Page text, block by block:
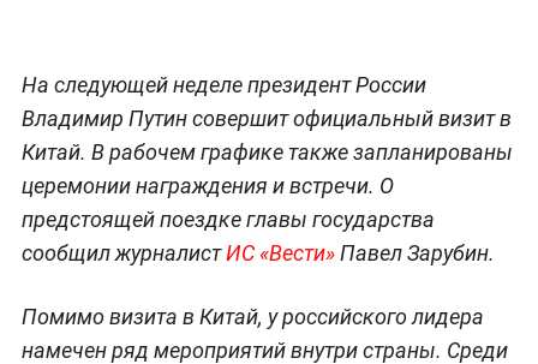
На следующей неделе президент России
Владимир Путин совершит официальный визит в
Китай. В рабочем графике также запланированы
церемонии награждения и встречи. О
предстоящей поездке главы государства
сообщил журналистИС «Вести»Павел Зарубин.
Помимо визита в Китай, у российского лидера
намечен ряд мероприятий внутри страны. Среди